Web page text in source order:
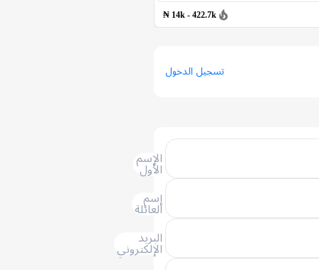
14k - 422.7k ₦
تسجيل الدخول
الإسم
الأول
إسم
العائلة
البريد
الإلكتروني